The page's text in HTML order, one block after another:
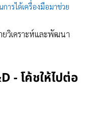
ารได้เครื่องมือมาช่วย
วิเคราะห์และพัฒนา
- โค้ชให้ไปต่อ